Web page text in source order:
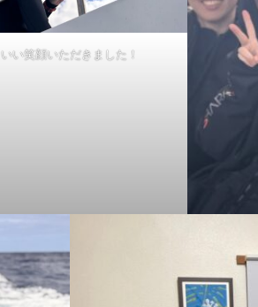
いい笑顔いただきました！